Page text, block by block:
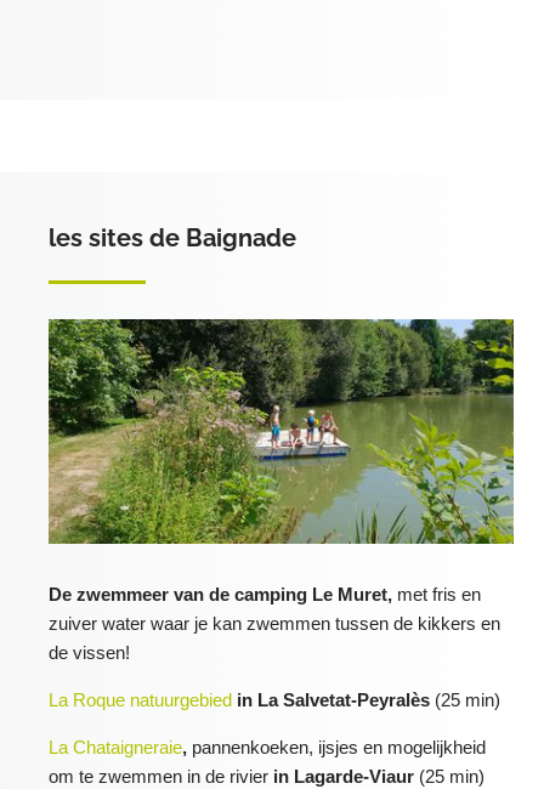
les sites de Baignade
De zwemmeer van de camping Le Muret, met fris en
zuiver water waar je kan zwemmen tussen de kikkers en
de vissen!
La Roque natuurgebied in La Salvetat-Peyralès (25 min)
La Chataigneraie, pannenkoeken, ijsjes en mogelijkheid
om te zwemmen in de rivier in Lagarde-Viaur (25 min)